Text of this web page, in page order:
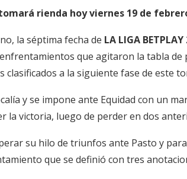
rienda hoy viernes 19 de
la séptima fecha de LA LIGA
que agitaron la tabla de
clasificados a la siguiente fase de este
y se impone ante Equidad con un
la victoria, luego de perder en dos
su hilo de triunfos ante Pasto y
que se definió con tres